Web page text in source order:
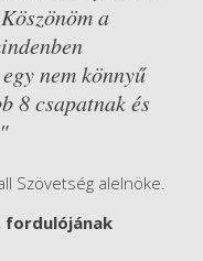
a
nem könnyű
8 csapatnak és
Szövetség alelnöke.
fordulójának